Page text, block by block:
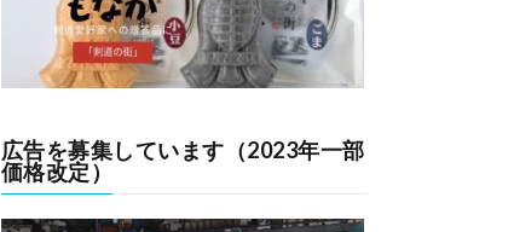
広告を募集しています（2023年一部
価格改定）